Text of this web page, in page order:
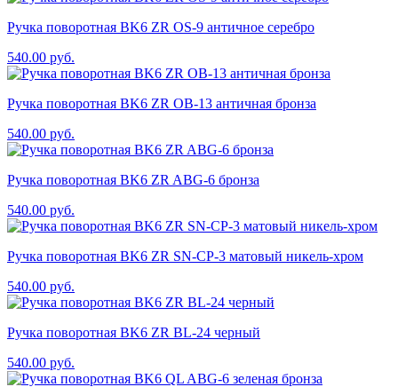
Ручка поворотная BK6 ZR OS-9 античное серебро
540.00 руб.
Ручка поворотная BK6 ZR OB-13 античная бронза
540.00 руб.
Ручка поворотная BK6 ZR ABG-6 бронза
540.00 руб.
Ручка поворотная BK6 ZR SN-CP-3 матовый никель-хром
540.00 руб.
Ручка поворотная BK6 ZR BL-24 черный
540.00 руб.